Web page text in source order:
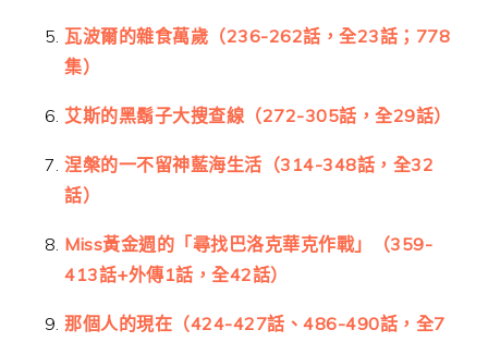
瓦波爾的雜食萬歲（236-262話，全23話；778
集）
艾斯的黑鬍子大搜查線（272-305話，全29話）
涅槃的一不留神藍海生活（314-348話，全32
話）
Miss黃金週的「尋找巴洛克華克作戰」（359-
413話+外傳1話，全42話）
那個人的現在（424-427話、486-490話，全7